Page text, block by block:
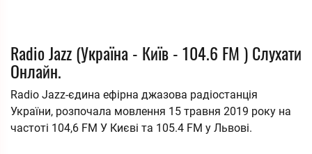
Radio Jazz (Україна - Київ - 104.6 FM ) Слухати
Онлайн.
Radio Jazz-єдина ефірна джазова радіостанція
України, розпочала мовлення 15 травня 2019 року на
частоті 104,6 FM У Києві та 105.4 FM у Львові.